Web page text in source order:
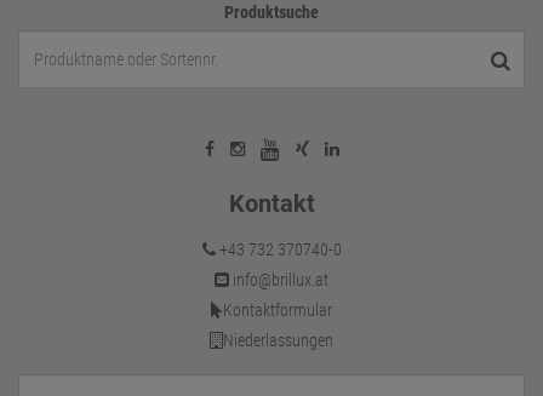
Produktsuche
Kontakt
+43 732 370740-0
info@brillux.at
Kontaktformular
Niederlassungen